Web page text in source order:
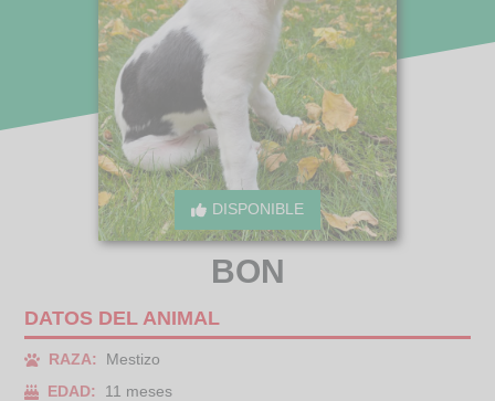
DISPONIBLE
BON
DATOS DEL ANIMAL
RAZA:
Mestizo
EDAD:
11 meses